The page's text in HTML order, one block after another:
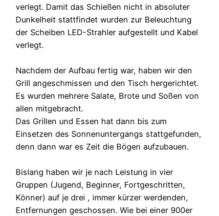
verlegt. Damit das Schießen nicht in absoluter
Dunkelheit stattfindet wurden zur Beleuchtung
der Scheiben LED-Strahler aufgestellt und Kabel
verlegt.
Nachdem der Aufbau fertig war, haben wir den
Grill angeschmissen und den Tisch hergerichtet.
Es wurden mehrere Salate, Brote und Soßen von
allen mitgebracht.
Das Grillen und Essen hat dann bis zum
Einsetzen des Sonnenuntergangs stattgefunden,
denn dann war es Zeit die Bögen aufzubauen.
Bislang haben wir je nach Leistung in vier
Gruppen (Jugend, Beginner, Fortgeschritten,
Könner) auf je drei , immer kürzer werdenden,
Entfernungen geschossen. Wie bei einer 900er